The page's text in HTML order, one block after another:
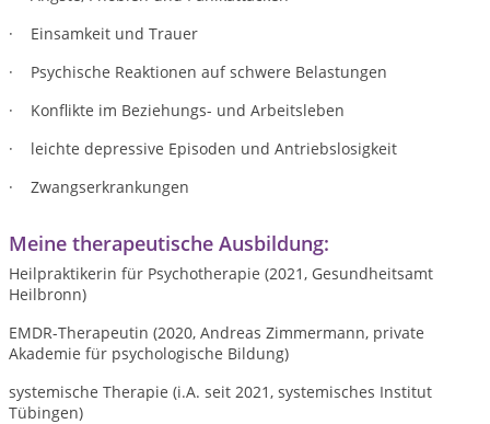
· Einsamkeit und Trauer
· Psychische Reaktionen auf schwere Belastungen
· Konflikte im Beziehungs- und Arbeitsleben
· leichte depressive Episoden und Antriebslosigkeit
· Zwangserkrankungen
Meine therapeutische Ausbildung:
Heilpraktikerin für Psychotherapie (2021, Gesundheitsamt
Heilbronn)
EMDR-Therapeutin (2020, Andreas Zimmermann, private
Akademie für psychologische Bildung)
systemische Therapie (i.A. seit 2021, systemisches Institut
Tübingen)